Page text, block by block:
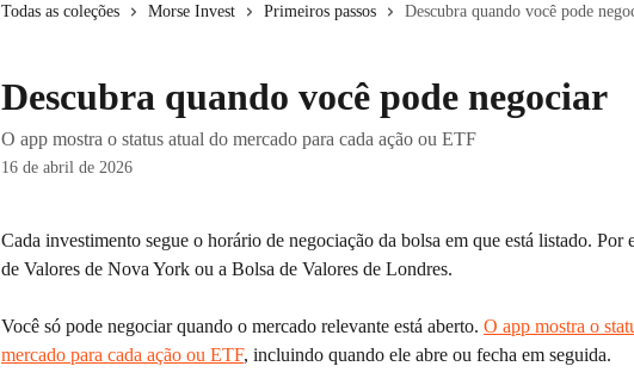
Todas as coleções Morse Invest Primeiros passos Descubra quando você pode
Descubra quando você pode negociar
O app mostra o status atual do mercado para cada ação ou ETF
16 de abril de 2026
Cada investimento segue o horário de negociação da bolsa em que está listado. Por
de Valores de Nova York ou a Bolsa de Valores de Londres.
Você só pode negociar quando o mercado relevante está aberto. O app mostra o
mercado para cada ação ou ETF, incluindo quando ele abre ou fecha em seguida.